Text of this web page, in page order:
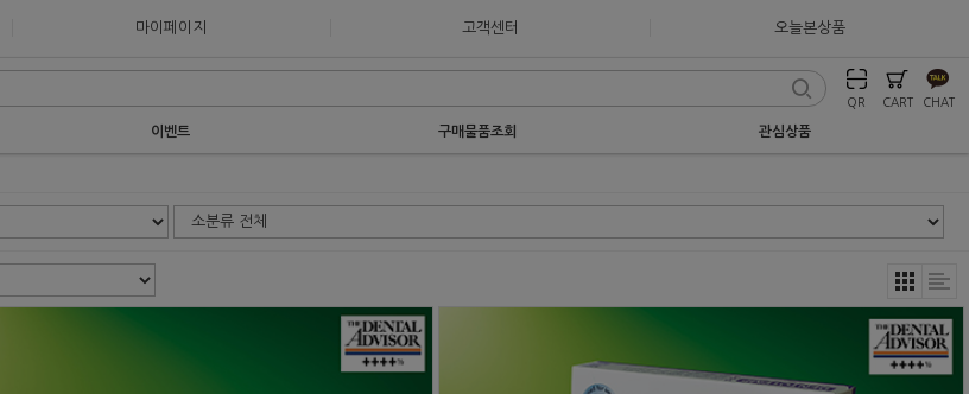
마이페이지 고객센터 오늘본상품
QR CART CHAT
이벤트 구매물품조회 관심상품